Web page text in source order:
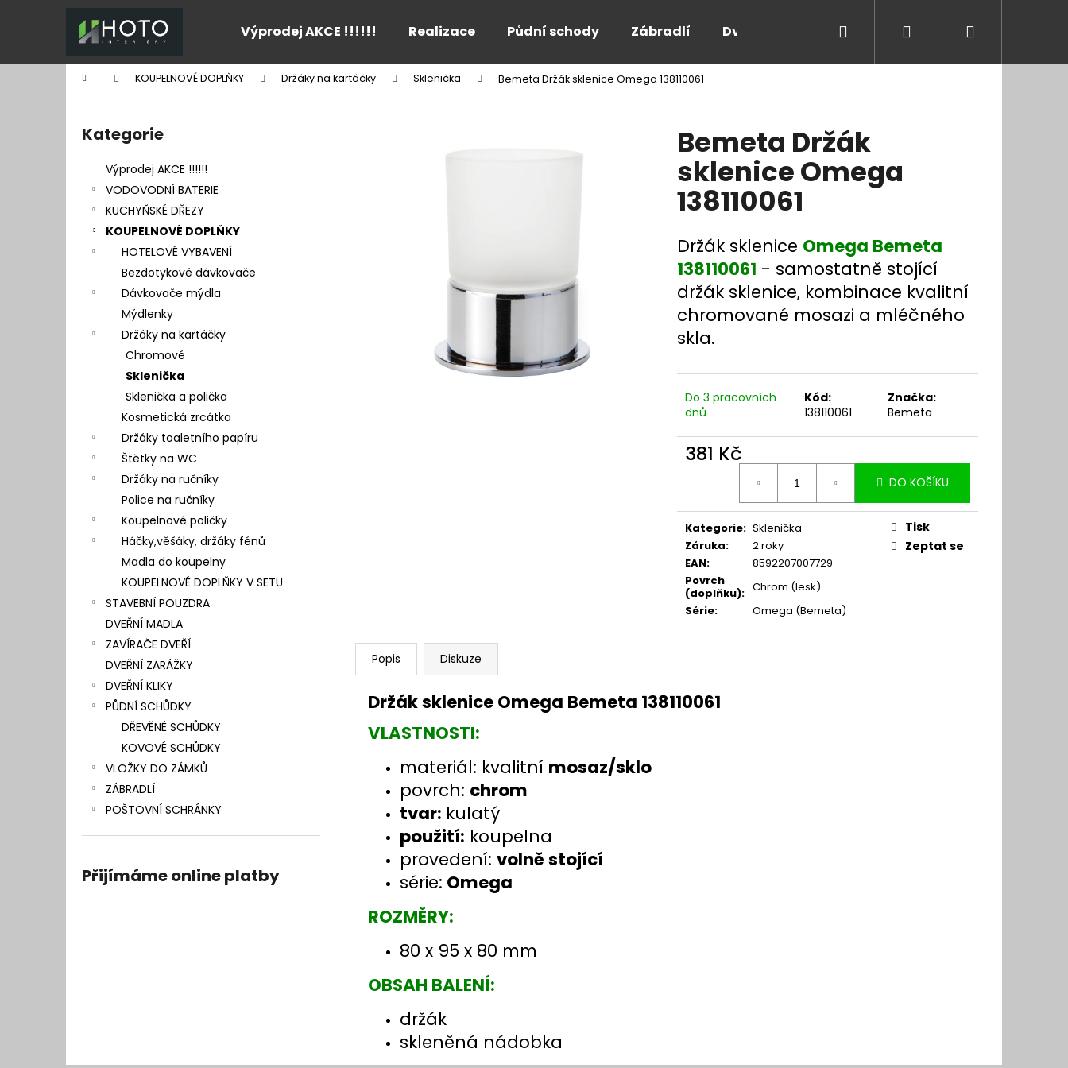
Výprodej AKCE !!!!!! Realizace Půdní schody Zábradlí Dveře a zárubně Kontakt Blog
Přihlášení
Domů KOUPELNOVÉ DOPLŇKY Držáky na kartáčky Sklenička Bemeta Držák sklenice Omega 138110061
Přeskočit
kategorie
Kategorie
Výprodej AKCE !!!!!!
VODOVODNÍ BATERIE
KUCHYŇSKÉ DŘEZY
KOUPELNOVÉ DOPLŇKY
HOTELOVÉ VYBAVENÍ
Bezdotykové dávkovače
Dávkovače mýdla
Mýdlenky
Držáky na kartáčky
Chromové
Sklenička
Sklenička a polička
Kosmetická zrcátka
Držáky toaletního papíru
Štětky na WC
Držáky na ručníky
Police na ručníky
Koupelnové poličky
Háčky,věšáky, držáky fénů
Madla do koupelny
KOUPELNOVÉ DOPLŇKY V SETU
STAVEBNÍ POUZDRA
DVEŘNÍ MADLA
ZAVÍRAČE DVEŘÍ
DVEŘNÍ ZARÁŽKY
DVEŘNÍ KLIKY
PŮDNÍ SCHŮDKY
DŘEVĚNÉ SCHŮDKY
KOVOVÉ SCHŮDKY
VLOŽKY DO ZÁMKŮ
ZÁBRADLÍ
POŠTOVNÍ SCHRÁNKY
Přijímáme online platby
Bemeta Držák
sklenice Omega
138110061
Držák sklenice Omega Bemeta
138110061 - samostatně stojící
držák sklenice, kombinace kvalitní
chromované mosazi a mléčného
skla.
Do 3 pracovních
dnů
Kód:
138110061
Značka:
Bemeta
381 Kč
DO KOŠÍKU
Kategorie: Sklenička
Záruka:
2 roky
EAN:
8592207007729
Povrch
(doplňku): Chrom (lesk)
Série: Omega (Bemeta)
Tisk
Zeptat se
Popis Diskuze
Držák sklenice Omega Bemeta 138110061
VLASTNOSTI:
materiál: kvalitní mosaz/sklo
povrch: chrom
tvar: kulatý
použití: koupelna
provedení: volně stojící
série: Omega
ROZMĚRY:
80 x 95 x 80 mm
OBSAH BALENÍ:
držák
skleněná nádobka
í
Zpět
do
Zpět
do
Co potřebujete najít?